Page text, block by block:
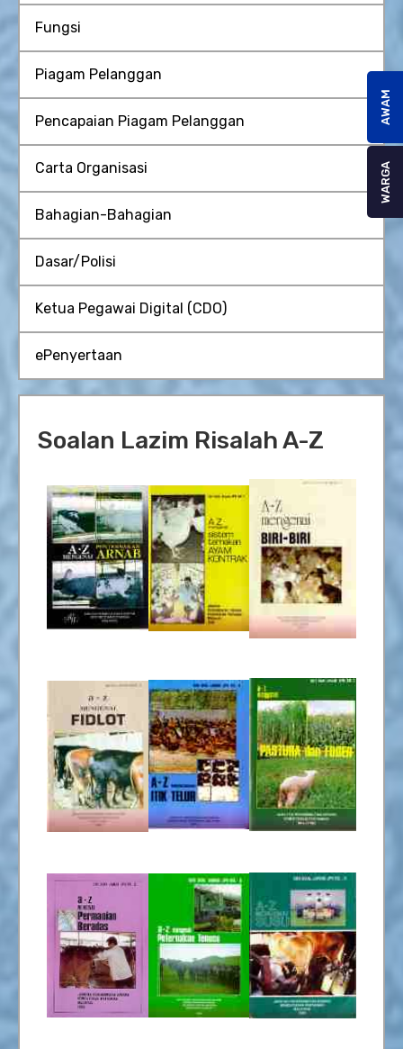
Fungsi
Piagam Pelanggan
Pencapaian Piagam Pelanggan
Carta Organisasi
Bahagian-Bahagian
Dasar/Polisi
Ketua Pegawai Digital (CDO)
ePenyertaan
Soalan Lazim Risalah A-Z
AWAM
WARGA